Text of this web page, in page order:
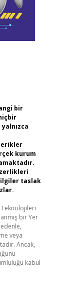
bir
kurum
taslak
Teknolojileri
bir Yer
veya
Ancak,
kabul